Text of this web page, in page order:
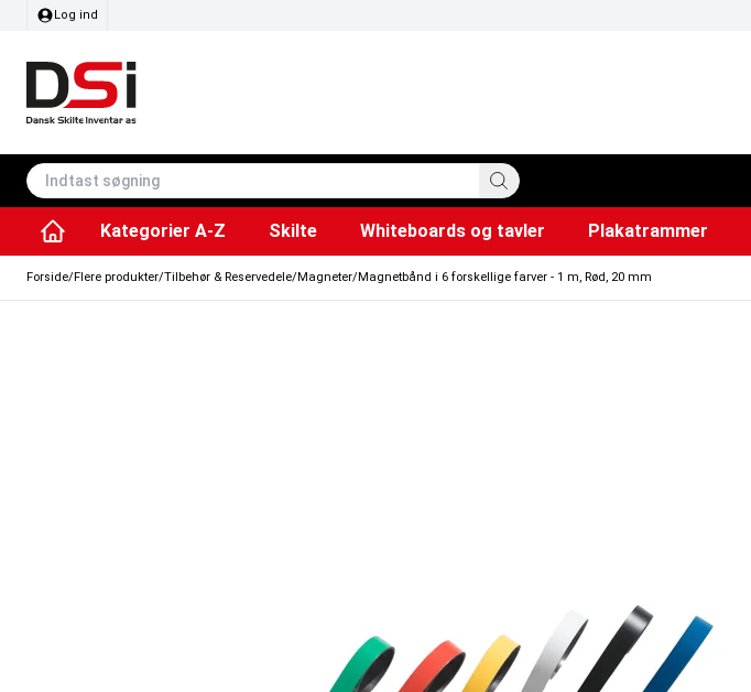
Log ind
Kategorier A-Z Skilte Whiteboards og tavler Plakatrammer
Forside/Flere produkter/Tilbehør & Reservedele/Magneter/Magnetbånd i 6 forskellige farver - 1 m, Rød, 20 mm